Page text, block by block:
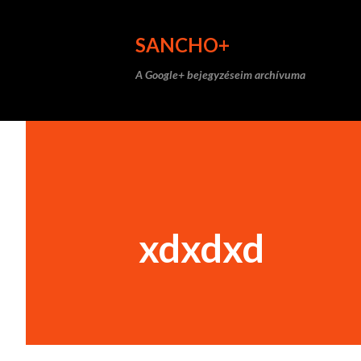
SANCHO+
A Google+ bejegyzéseim archívuma
xdxdxd